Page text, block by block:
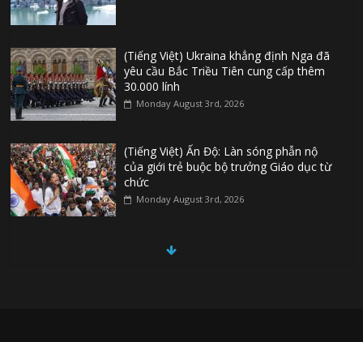
(Tiếng Việt) Ukraina khẳng định Nga đã
yêu cầu Bắc Triều Tiên cung cấp thêm
30.000 lính
Monday August 3rd, 2026
(Tiếng Việt) Ấn Độ: Làn sóng phẫn nộ
của giới trẻ buộc bộ trưởng Giáo dục từ
chức
Monday August 3rd, 2026
(Tiếng Việt) Đức: Thủ phạm vụ khủng bố